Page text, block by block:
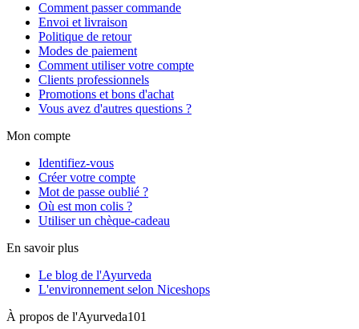
Comment passer commande
Envoi et livraison
Politique de retour
Modes de paiement
Comment utiliser votre compte
Clients professionnels
Promotions et bons d'achat
Vous avez d'autres questions ?
Mon compte
Identifiez-vous
Créer votre compte
Mot de passe oublié ?
Où est mon colis ?
Utiliser un chèque-cadeau
En savoir plus
Le blog de l'Ayurveda
L'environnement selon Niceshops
À propos de l'Ayurveda101